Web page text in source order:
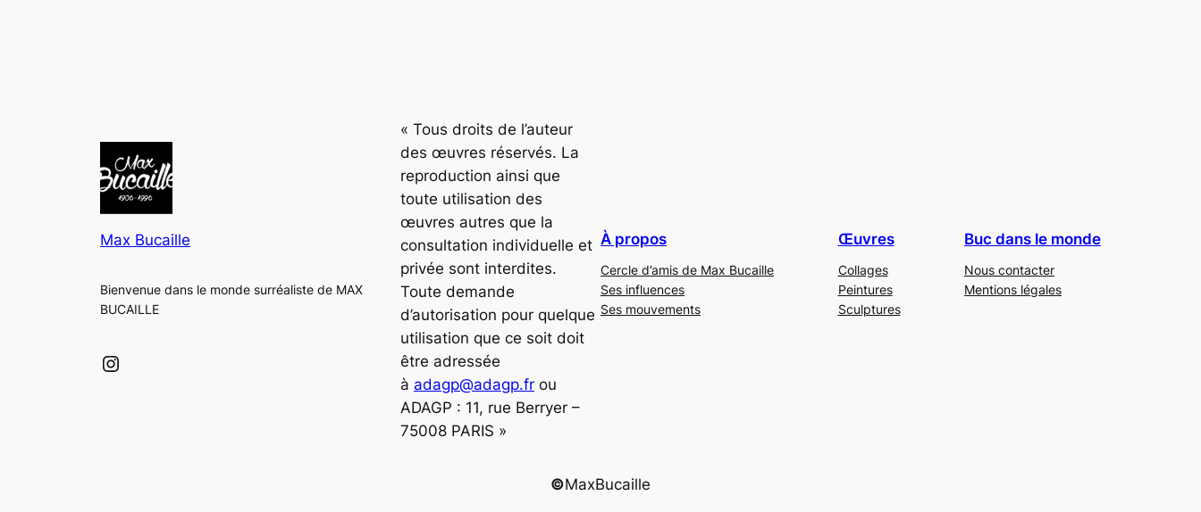
Max Bucaille
Bienvenue dans le monde surréaliste de MAX
BUCAILLE
Instagram
« Tous droits de l’auteur
des œuvres réservés. La
reproduction ainsi que
toute utilisation des
œuvres autres que la
consultation individuelle et
privée sont interdites.
Toute demande
d’autorisation pour quelque
utilisation que ce soit doit
être adressée
à adagp@adagp.fr ou
ADAGP : 11, rue Berryer –
75008 PARIS »
À propos
Cercle d’amis de Max Bucaille
Ses influences
Ses mouvements
Œuvres
Collages
Peintures
Sculptures
Buc dans le monde
Nous contacter
Mentions légales
©MaxBucaille